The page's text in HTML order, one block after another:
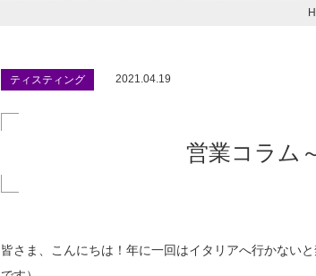
ティスティング 2021.04.19
営業コラム
皆さま、こんにちは！年に一回はイタリアへ行かない